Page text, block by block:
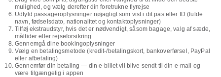
mulighed, og vælg derefter din foretrukne flyrejse
Udfyld passageroplysninger nøjagtigt som vist i dit pas eller ID (fulde
navn, fødselsdato, nationalitet og kontaktoplysninger)
Tilføj ekstraudstyr, hvis det er nødvendigt, såsom bagage, valg af sæde,
måltider eller rejseforsikring
Gennemgå dine bookingoplysninger
Vælg en betalingsmetode (kredit-/betalingskort, bankoverførsel, PayPal
eller afbetaling)
Gennemfør din betaling — din e-billet vil blive sendt til din e-mail og
være tilgængelig i appen